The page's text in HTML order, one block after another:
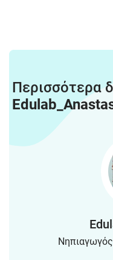
Περισσότερα